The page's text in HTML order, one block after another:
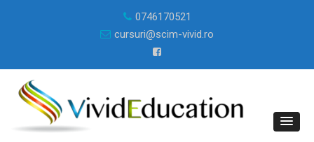
0746170521
cursuri@scim-vivid.ro